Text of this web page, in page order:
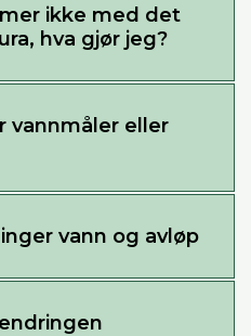
ikke med det
hva gjør jeg?
vannmåler eller
vann og avløp